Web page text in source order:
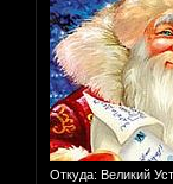
Откуда: Великий